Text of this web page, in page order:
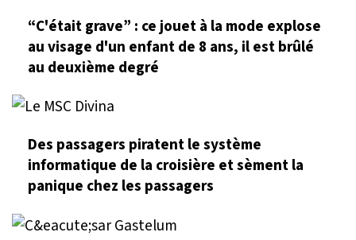
“C'était grave” : ce jouet à la mode explose
au visage d'un enfant de 8 ans, il est brûlé
au deuxième degré
Des passagers piratent le système
informatique de la croisière et sèment la
panique chez les passagers